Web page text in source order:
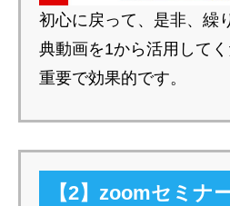
初心に戻って、是非、繰
典動画を1から活用して
重要で効果的です。
【2】zoomセミナ